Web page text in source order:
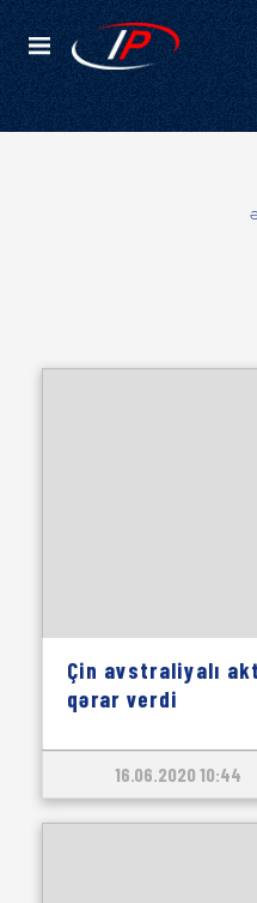
Kateqoriyalar
Çin avstraliyalı
qərar verdi
16.06.2020 10:44